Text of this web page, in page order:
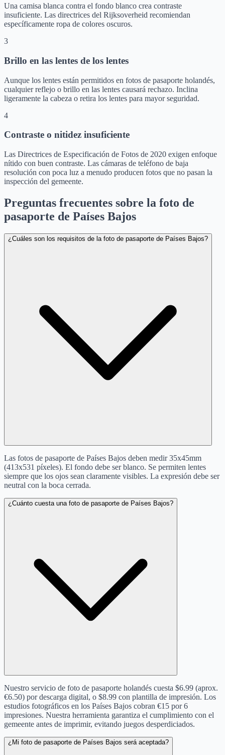
Una camisa blanca contra el fondo blanco crea contraste
insuficiente. Las directrices del Rijksoverheid recomiendan
específicamente ropa de colores oscuros.
3
Brillo en las lentes de los lentes
Aunque los lentes están permitidos en fotos de pasaporte holandés,
cualquier reflejo o brillo en las lentes causará rechazo. Inclina
ligeramente la cabeza o retira los lentes para mayor seguridad.
4
Contraste o nitidez insuficiente
Las Directrices de Especificación de Fotos de 2020 exigen enfoque
nítido con buen contraste. Las cámaras de teléfono de baja
resolución con poca luz a menudo producen fotos que no pasan la
inspección del gemeente.
Preguntas frecuentes sobre la foto de
pasaporte de Países Bajos
¿Cuáles son los requisitos de la foto de pasaporte de Países Bajos?
Las fotos de pasaporte de Países Bajos deben medir 35x45mm
(413x531 píxeles). El fondo debe ser blanco. Se permiten lentes
siempre que los ojos sean claramente visibles. La expresión debe ser
neutral con la boca cerrada.
¿Cuánto cuesta una foto de pasaporte de Países Bajos?
Nuestro servicio de foto de pasaporte holandés cuesta $6.99 (aprox.
€6.50) por descarga digital, o $8.99 con plantilla de impresión. Los
estudios fotográficos en los Países Bajos cobran €15 por 6
impresiones. Nuestra herramienta garantiza el cumplimiento con el
gemeente antes de imprimir, evitando juegos desperdiciados.
¿Mi foto de pasaporte de Países Bajos será aceptada?